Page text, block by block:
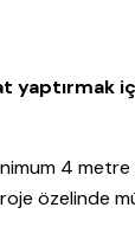
yaptırmak
4
özelinde